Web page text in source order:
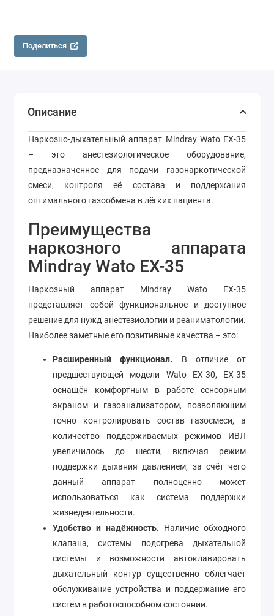
Поделиться
Описание
Наркозно-дыхательный аппарат Mindray Wato EX-35
– это анестезиологическое оборудование,
предназначенное для подачи газонаркотической
смеси, контроля её состава и поддержания
оптимального газообмена в лёгких пациента.
Преимущества
наркозного аппарата
Mindray Wato EX-35
Наркозный аппарат Mindray Wato EX-35
представляет собой функциональное и доступное
решение для нужд анестезиологии и реаниматологии.
Наиболее заметные его позитивные качества – это:
Расширенный функционал. В отличие от
предшествующей модели Wato EX-30, EX-35
оснащён комфортным в работе сенсорным
экраном и газоанализатором, позволяющим
точно контролировать состав газосмеси, а
количество поддерживаемых режимов ИВЛ
увеличилось до шести, включая режим
поддержки дыхания давлением, за счёт чего
данный аппарат полноценно может
использоваться как система поддержки
жизнедеятельности.
Удобство и надёжность. Наличие обходного
клапана, системы подогрева дыхательной
системы и возможности автоклавировать
дыхательный контур существенно облегчает
обслуживание устройства и поддержание его
систем в работоспособном состоянии.